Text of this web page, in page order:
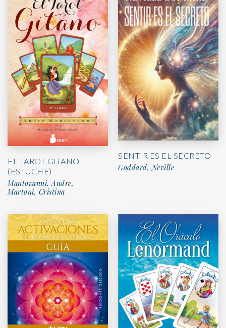
EL TAROT GITANO
(ESTUCHE)
Mantovanni, Andre,
Martoni, Cristina
SENTIR ES EL SECRETO
Goddard, Neville